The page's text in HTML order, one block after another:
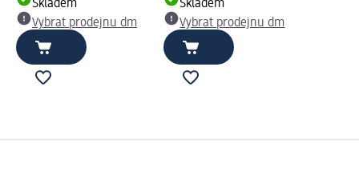
Skladem
Vybrat prodejnu dm
Skladem
Vybrat prodejnu dm